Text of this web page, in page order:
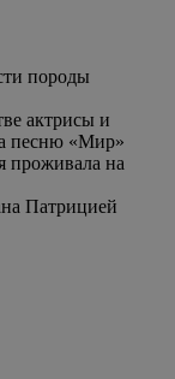
породы
актрисы и
песню «Мир»
проживала на
Патрицией